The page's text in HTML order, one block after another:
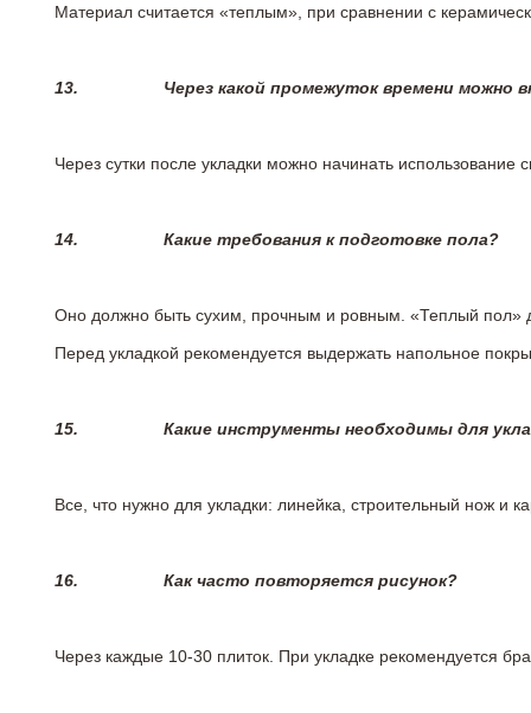
Материал считается «теплым», при сравнении с
13. Через какой промежуток времени можно
Через сутки после укладки можно начинать
14. Какие требования к подготовке пола?
Оно должно быть сухим, прочным и ровным. «Теплый пол»
Перед укладкой рекомендуется выдержать напольное
15. Какие инструменты необходимы для
Все, что нужно для укладки: линейка, строительный нож и
16. Как часто повторяется рисунок?
Через каждые 10-30 плиток. При укладке рекомендуется